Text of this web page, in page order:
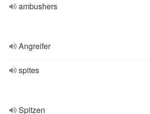
ambushers
Angreifer
spites
Spitzen